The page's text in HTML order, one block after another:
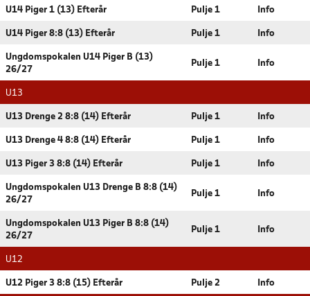
U14 Piger 1 (13) Efterår Pulje 1 Info
U14 Piger 8:8 (13) Efterår Pulje 1 Info
Ungdomspokalen U14 Piger B (13)
26/27
Pulje 1 Info
U13
U13 Drenge 2 8:8 (14) Efterår Pulje 1 Info
U13 Drenge 4 8:8 (14) Efterår Pulje 1 Info
U13 Piger 3 8:8 (14) Efterår Pulje 1 Info
Ungdomspokalen U13 Drenge B 8:8 (14)
26/27
Pulje 1 Info
Ungdomspokalen U13 Piger B 8:8 (14)
26/27
Pulje 1 Info
U12
U12 Piger 3 8:8 (15) Efterår Pulje 2 Info